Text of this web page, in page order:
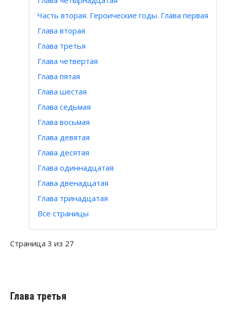
Часть вторая. Героические годы. Глава первая
Глава вторая
Глава третья
Глава четвертая
Глава пятая
Глава шестая
Глава седьмая
Глава восьмая
Глава девятая
Глава десятая
Глава одиннадцатая
Глава двенадцатая
Глава тринадцатая
Все страницы
Страница 3 из 27
Глава третья